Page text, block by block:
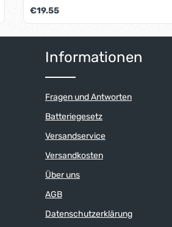
einem Gummibalg, der den Block in
senkrechter Position hält. Im
einer Feder können sich hier keine
gerade oder um 90° verdreht
Regulärer Preis:
€19.55
Informationen
Fragen und Antworten
Batteriegesetz
Versandservice
Versandkosten
Über uns
AGB
Datenschutzerklärung